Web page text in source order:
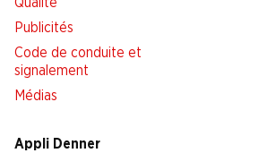
Qualité
Publicités
Code de conduite et
signalement
Médias
Appli Denner